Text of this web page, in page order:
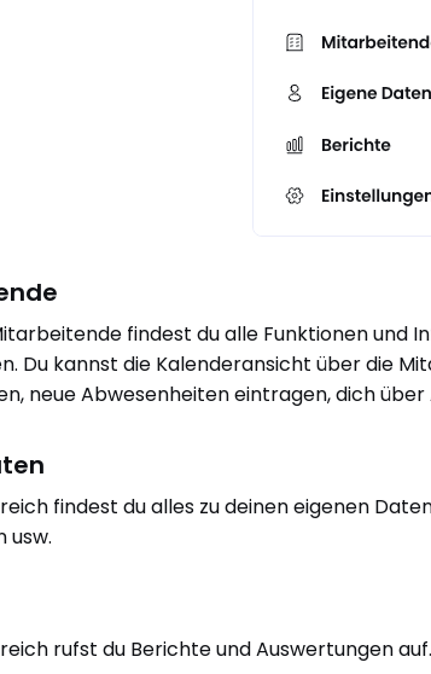
findest du alle Funktionen und
Du kannst die Kalenderansicht über die
neue Abwesenheiten eintragen, dich
findest du alles zu deinen eigenen
usw.
rufst du Berichte und Auswertungen auf.